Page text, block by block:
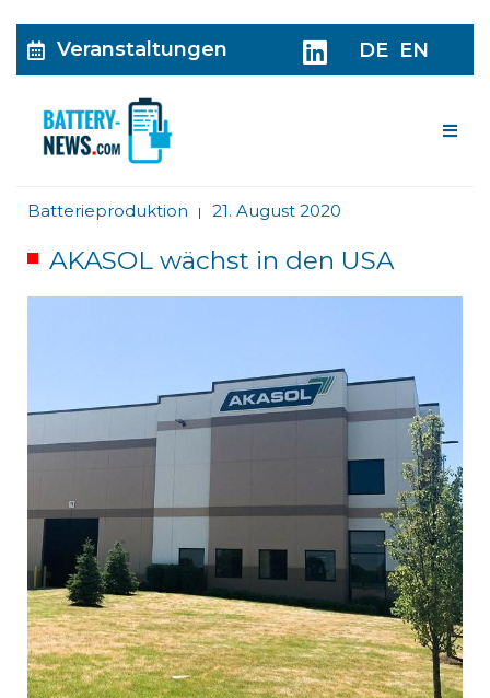
Veranstaltungen DE EN
Batterieproduktion | 21. August 2020
AKASOL wächst in den USA